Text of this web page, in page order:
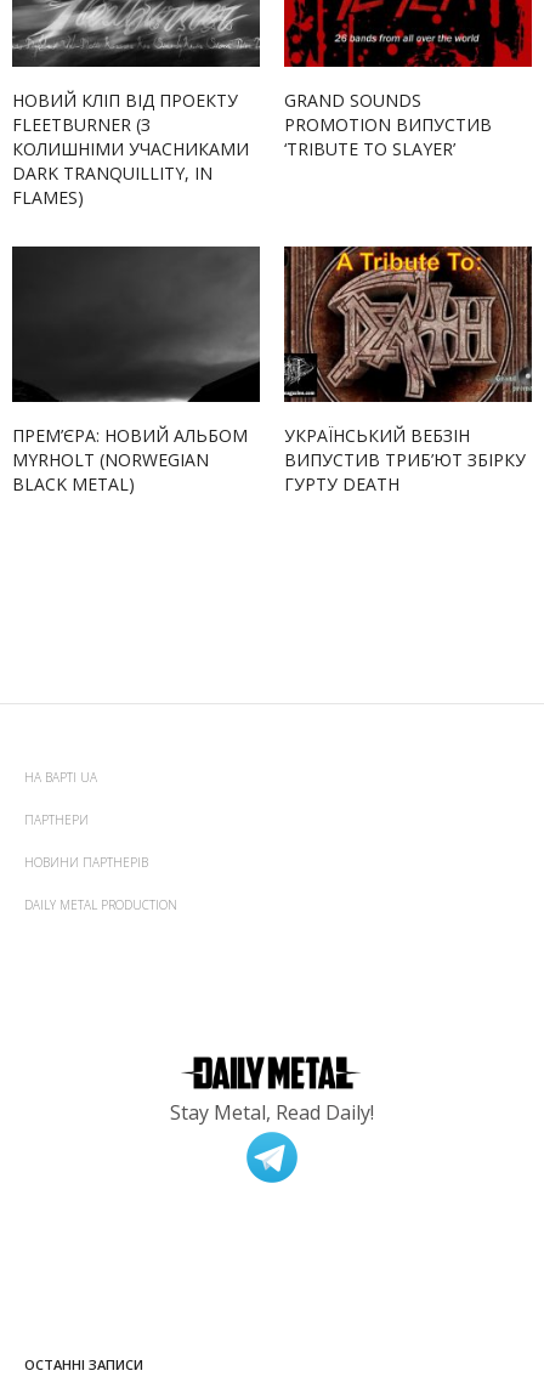
НОВИЙ КЛІП ВІД ПРОЕКТУ
FLEETBURNER (З
КОЛИШНІМИ УЧАСНИКАМИ
DARK TRANQUILLITY, IN
FLAMES)
GRAND SOUNDS
PROMOTION ВИПУСТИВ
‘TRIBUTE TO SLAYER’
ПРЕМ’ЄРА: НОВИЙ АЛЬБОМ
MYRHOLT (NORWEGIAN
BLACK METAL)
УКРАЇНСЬКИЙ ВЕБЗІН
ВИПУСТИВ ТРИБ’ЮТ ЗБІРКУ
ГУРТУ DEATH
НА ВАРТІ UA
ПАРТНЕРИ
НОВИНИ ПАРТНЕРІВ
DAILY METAL PRODUCTION
Stay Metal, Read Daily!
ОСТАННІ ЗАПИСИ